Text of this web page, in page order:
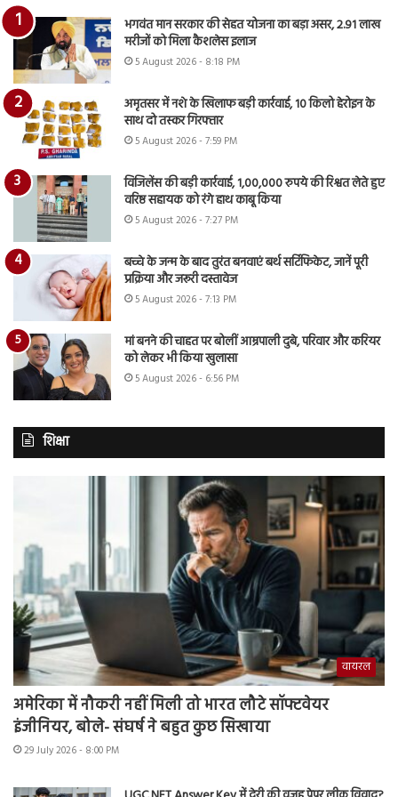
भगवंत मान सरकार की सेहत योजना का बड़ा असर, 2.91 लाख
मरीजों को मिला कैशलेस इलाज
5 August 2026 - 8:18 PM
अमृतसर में नशे के खिलाफ बड़ी कार्रवाई, 10 किलो हेरोइन के
साथ दो तस्कर गिरफ्तार
5 August 2026 - 7:59 PM
विजिलेंस की बड़ी कार्रवाई, 1,00,000 रुपये की रिश्वत लेते हुए
वरिष्ठ सहायक को रंगे हाथ काबू किया
5 August 2026 - 7:27 PM
बच्चे के जन्म के बाद तुरंत बनवाएं बर्थ सर्टिफिकेट, जानें पूरी
प्रक्रिया और जरूरी दस्तावेज
5 August 2026 - 7:13 PM
मां बनने की चाहत पर बोलीं आम्रपाली दुबे, परिवार और करियर
को लेकर भी किया खुलासा
5 August 2026 - 6:56 PM
शिक्षा
वायरल
अमेरिका में नौकरी नहीं मिली तो भारत लौटे सॉफ्टवेयर
इंजीनियर, बोले- संघर्ष ने बहुत कुछ सिखाया
29 July 2026 - 8:00 PM